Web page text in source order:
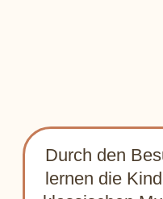
Daria
Rumyantseva